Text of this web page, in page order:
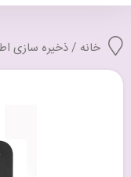
خانه /ذخیره سازی